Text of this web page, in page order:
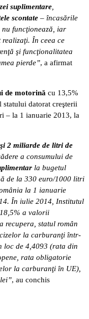
suplimentare
scontate – încasările
nu funcţionează, iar
În ceea ce
şi funcţionalitatea
pierde”, a afirmat
de motorină cu 13,5%
datorat creşterii
– la 1 ianuarie 2013, la
2 miliarde de litri de
a consumului de
la bugetul
de la 330 euro/1000 litri
la 1 ianuarie
În iulie 2014, Institutul
a valorii
recupera, statul român
la carburanţi într-
loc de 4,4093 (rata din
rata obligatorie
la carburanţi în UE),
, au conchis